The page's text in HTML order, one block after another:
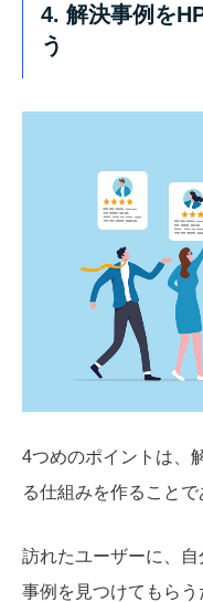
4. 解決事例を
う
4つめのポイントは、
る仕組みを作ることで
訪れたユーザーに、
事例を見つけてもら